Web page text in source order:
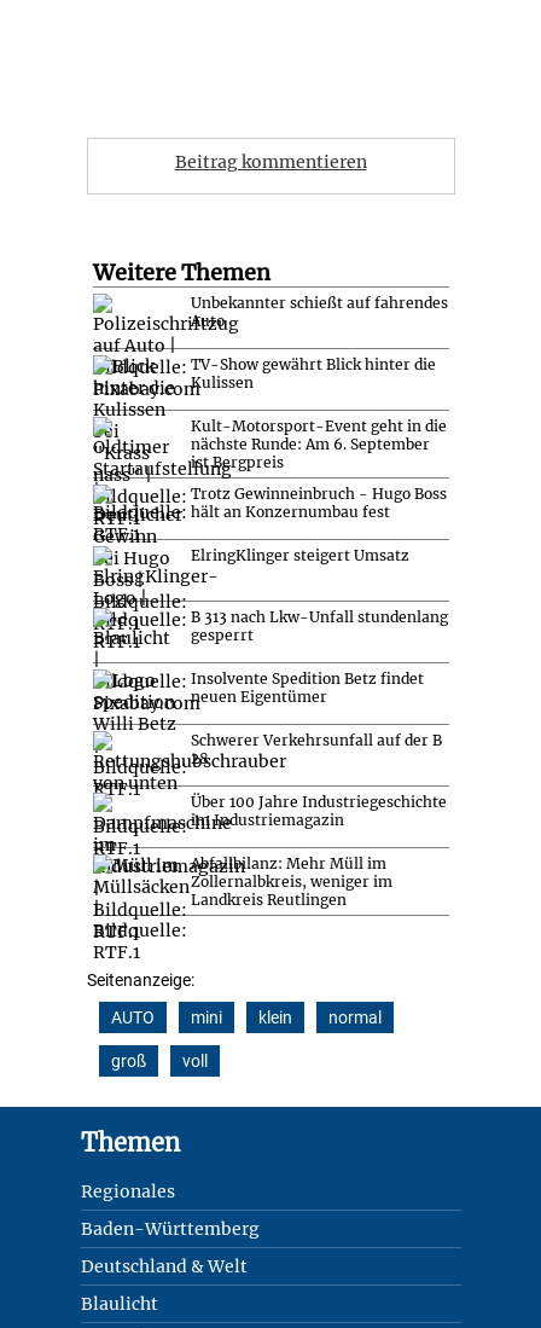
Beitrag kommentieren
Weitere Themen
Unbekannter schießt auf fahrendes
Auto
TV-Show gewährt Blick hinter die
Kulissen
Kult-Motorsport-Event geht in die
nächste Runde: Am 6. September
ist Bergpreis
Trotz Gewinneinbruch - Hugo Boss
hält an Konzernumbau fest
ElringKlinger steigert Umsatz
B 313 nach Lkw-Unfall stundenlang
gesperrt
Insolvente Spedition Betz findet
neuen Eigentümer
Schwerer Verkehrsunfall auf der B
28
Über 100 Jahre Industriegeschichte
im Industriemagazin
Abfallbilanz: Mehr Müll im
Zollernalbkreis, weniger im
Landkreis Reutlingen
Seitenanzeige:
AUTO
mini klein normal
groß voll
Themen
Regionales
Baden-Württemberg
Deutschland & Welt
Blaulicht